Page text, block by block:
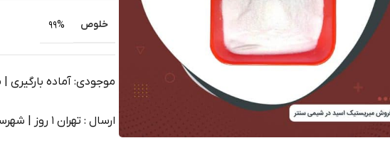
خلوص 99%
موجودی: آماده بارگیری |
ارسال : تهران 1 روز | شهرستان 2 تا 3 روز